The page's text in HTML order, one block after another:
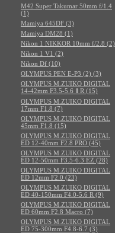
M42 Super Takumar 50mm f/1.4
(1)
Mamiya 645DF (3)
Mamiya DM28 (1)
Nikon 1 NIKKOR 10mm f/2.8 (2)
Nikon 1 V1 (2)
Nikon Df (10)
OLYMPUS PEN E-P3 (2) (3)
OLYMPUS M.ZUIKO DIGITAL
14-42mm F3.5-5.6 Ⅱ R (15)
OLYMPUS M.ZUIKO DIGITAL
17mm F1.8 (7)
OLYMPUS M.ZUIKO DIGITAL
45mm F1.8 (15)
OLYMPUS M.ZUIKO DIGITAL
ED 12-40mm F2.8 PRO (45)
OLYMPUS M.ZUIKO DIGITAL
ED 12-50mm F3.5-6.3 EZ (28)
OLYMPUS M.ZUIKO DIGITAL
ED 12mm F2.0 (23)
OLYMPUS M.ZUIKO DIGITAL
ED 40-150mm F4.0-5.6 R (9)
OLYMPUS M.ZUIKO DIGITAL
ED 60mm F2.8 Macro (7)
OLYMPUS M.ZUIKO DIGITAL
ED 75-300mm F4.8-6.7 (3)